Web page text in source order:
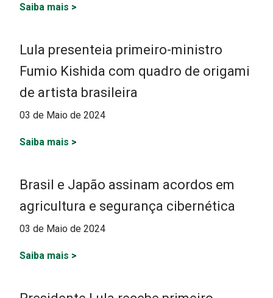
Saiba mais >
Lula presenteia primeiro-ministro
Fumio Kishida com quadro de origami
de artista brasileira
03 de Maio de 2024
Saiba mais >
Brasil e Japão assinam acordos em
agricultura e segurança cibernética
03 de Maio de 2024
Saiba mais >